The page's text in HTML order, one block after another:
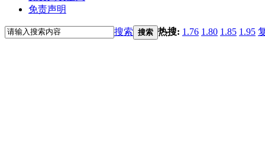
免责声明
搜索 搜索 热搜: 1.76 1.80 1.85 1.95